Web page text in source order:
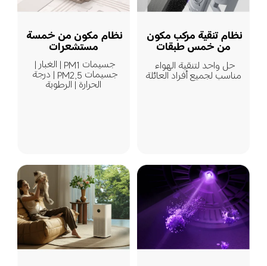
نظام مكون من خمسة
مستشعرات
جسيمات PM1 | الغبار |
جسيمات PM2,5 | درجة
الحرارة | الرطوبة
نظام تنقية مركب مكون
من خمس طبقات
حل واحد لتنقية الهواء
مناسب لجميع أفراد العائلة